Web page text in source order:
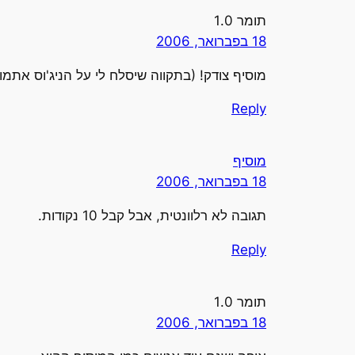
תומר 1.0
18 בפברואר, 2006
מוסיף צודק! (בתקווה שיסלח לי על הניג'וס
Reply
מוסיף
18 בפברואר, 2006
תגובה לא רלוונטית, אבל קבל 10 נקודות.
Reply
תומר 1.0
18 בפברואר, 2006